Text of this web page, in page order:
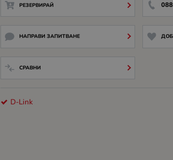
РЕЗЕРВИРАЙ
НАПРАВИ ЗАПИТВАНЕ
СРАВНИ
D-Link